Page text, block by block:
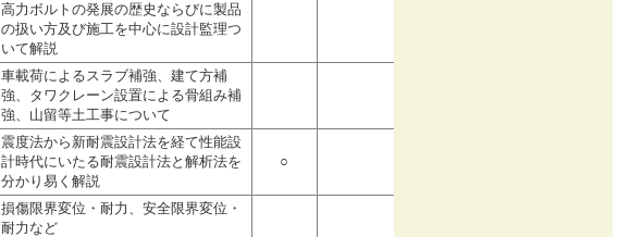
高力ボルトの発展の歴史ならびに製品
の扱い方及び施工を中心に設計監理つ
いて解説
車載荷によるスラブ補強、建て方補
強、タワクレーン設置による骨組み補
強、山留等土工事について
震度法から新耐震設計法を経て性能設
計時代にいたる耐震設計法と解析法を
分かり易く解説
○
損傷限界変位・耐力、安全限界変位・
耐力など